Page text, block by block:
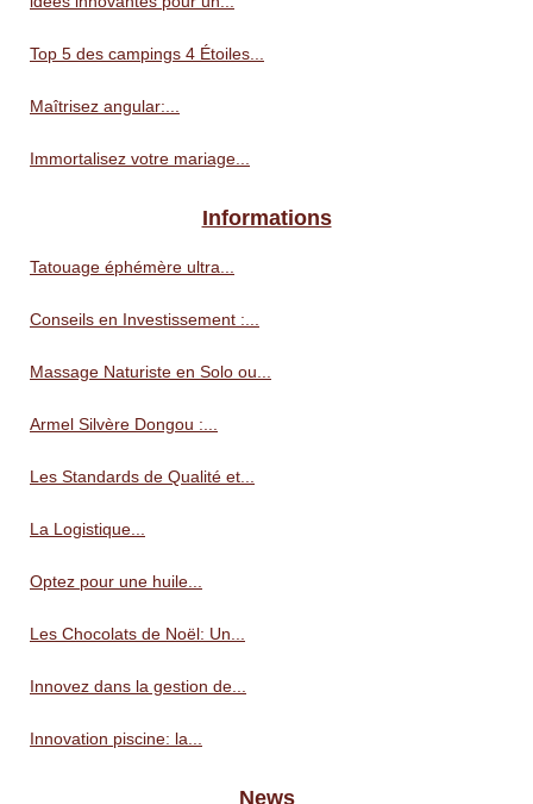
Top 5 des campings 4 Étoiles...
Maîtrisez angular:...
Immortalisez votre mariage...
Informations
Tatouage éphémère ultra...
Conseils en Investissement :...
Massage Naturiste en Solo ou...
Armel Silvère Dongou :...
Les Standards de Qualité et...
La Logistique...
Optez pour une huile...
Les Chocolats de Noël: Un...
Innovez dans la gestion de...
Innovation piscine: la...
News